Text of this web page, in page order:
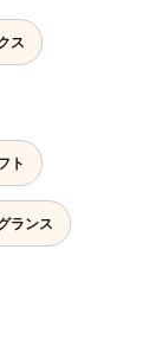
ス
ト
ランス